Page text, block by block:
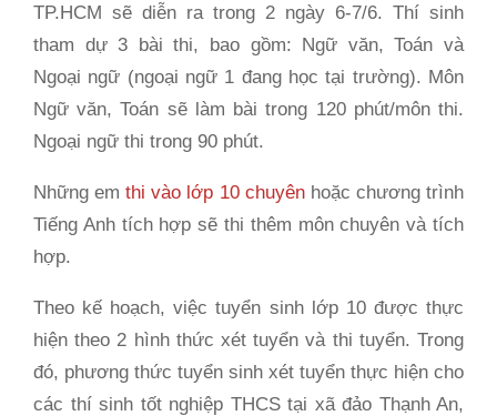
TP.HCM sẽ diễn ra trong 2 ngày 6-7/6. Thí sinh
tham dự 3 bài thi, bao gồm: Ngữ văn, Toán và
Ngoại ngữ (ngoại ngữ 1 đang học tại trường). Môn
Ngữ văn, Toán sẽ làm bài trong 120 phút/môn thi.
Ngoại ngữ thi trong 90 phút.
Những em thi vào lớp 10 chuyênhoặc chương trình
Tiếng Anh tích hợp sẽ thi thêm môn chuyên và tích
hợp.
Theo kế hoạch, việc tuyển sinh lớp 10 được thực
hiện theo 2 hình thức xét tuyển và thi tuyển. Trong
đó, phương thức tuyển sinh xét tuyển thực hiện cho
các thí sinh tốt nghiệp THCS tại xã đảo Thạnh An,